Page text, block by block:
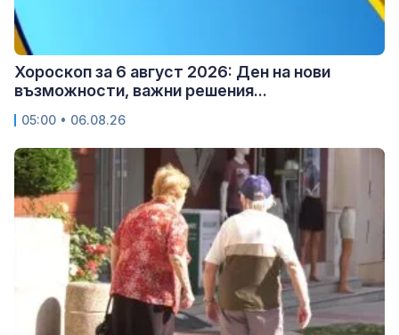
Хороскоп за 6 август 2026: Ден на нови
възможности, важни решения...
05:00 • 06.08.26